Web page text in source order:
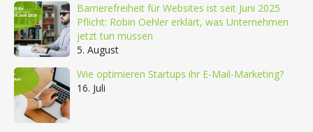
Barrierefreiheit für Websites ist seit Juni 2025
Pflicht: Robin Oehler erklärt, was Unternehmen
jetzt tun müssen
5. August
Wie optimieren Startups ihr E-Mail-Marketing?
16. Juli